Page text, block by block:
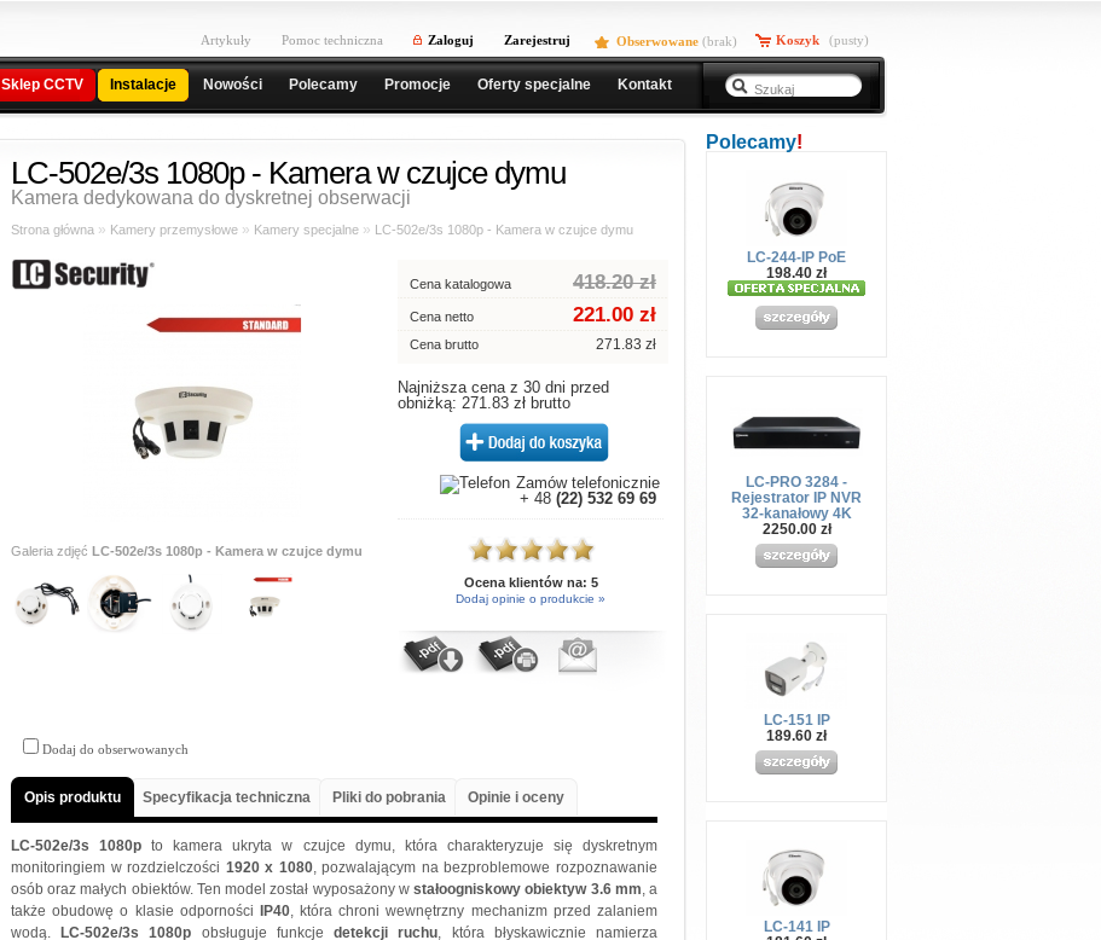
Artykuły Pomoc techniczna Zaloguj Zarejestruj Obserwowane (brak) Koszyk (pusty)
Sklep CCTV Instalacje Nowości Polecamy Promocje Oferty specjalne Kontakt
Polecamy!
LC-244-IP PoE
198.40 zł
LC-PRO 3284 -
Rejestrator IP NVR
32-kanałowy 4K
2250.00 zł
LC-151 IP
189.60 zł
LC-141 IP
LC-502e/3s 1080p - Kamera w czujce dymu
Kamera dedykowana do dyskretnej obserwacji
Strona główna » Kamery przemysłowe » Kamery specjalne » LC-502e/3s 1080p - Kamera w czujce dymu
Cena katalogowa 418.20 zł
Cena netto 221.00 zł
Cena brutto 271.83 zł
Najniższa cena z 30 dni przed
obniżką: 271.83 zł brutto
Zamów telefonicznie
+ 48 (22) 532 69 69
Ocena klientów na: 5
Dodaj opinie o produkcie »
Galeria zdjęć LC-502e/3s 1080p - Kamera w czujce dymu
Dodaj do obserwowanych
Opis produktu Specyfikacja techniczna Pliki do pobrania Opinie i oceny
LC-502e/3s 1080p to kamera ukryta w czujce dymu, która charakteryzuje się dyskretnym
monitoringiem w rozdzielczości 1920 x 1080, pozwalającym na bezproblemowe rozpoznawanie
osób oraz małych obiektów. Ten model został wyposażony wstałoogniskowy obiektyw 3.6 mm, a
także obudowę o klasie odporności
IP40, która chroni wewnętrzny mechanizm przed zalaniem
wodą.
LC-502e/3s 1080p obsługuje funkcjedetekcji ruchu, która błyskawicznie namierza